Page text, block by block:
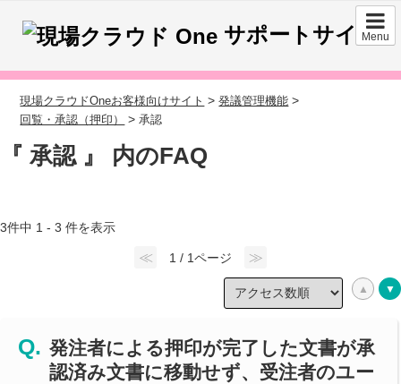
Menu
サポートサイト
現場クラウドOneお客様向けサイト >発議管理機能 >
回覧・承認（押印） >承認
『 承認 』 内のFAQ
3件中 1 - 3 件を表示
≪ 1 / 1ページ ≫
発注者による押印が完了した文書が承
認済み文書に移動せず、受注者のユー